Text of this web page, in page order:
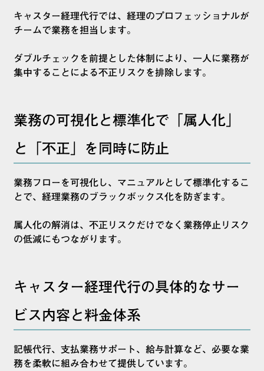
キャスター経理代行では、経理のプロフェッショナルが
チームで業務を担当します。
ダブルチェックを前提とした体制により、一人に業務が
集中することによる不正リスクを排除します。
業務の可視化と標準化で「属人化」
と「不正」を同時に防止
業務フローを可視化し、マニュアルとして標準化するこ
とで、経理業務のブラックボックス化を防ぎます。
属人化の解消は、不正リスクだけでなく業務停止リスク
の低減にもつながります。
キャスター経理代行の具体的なサー
ビス内容と料金体系
記帳代行、支払業務サポート、給与計算など、必要な業
務を柔軟に組み合わせて提供しています。